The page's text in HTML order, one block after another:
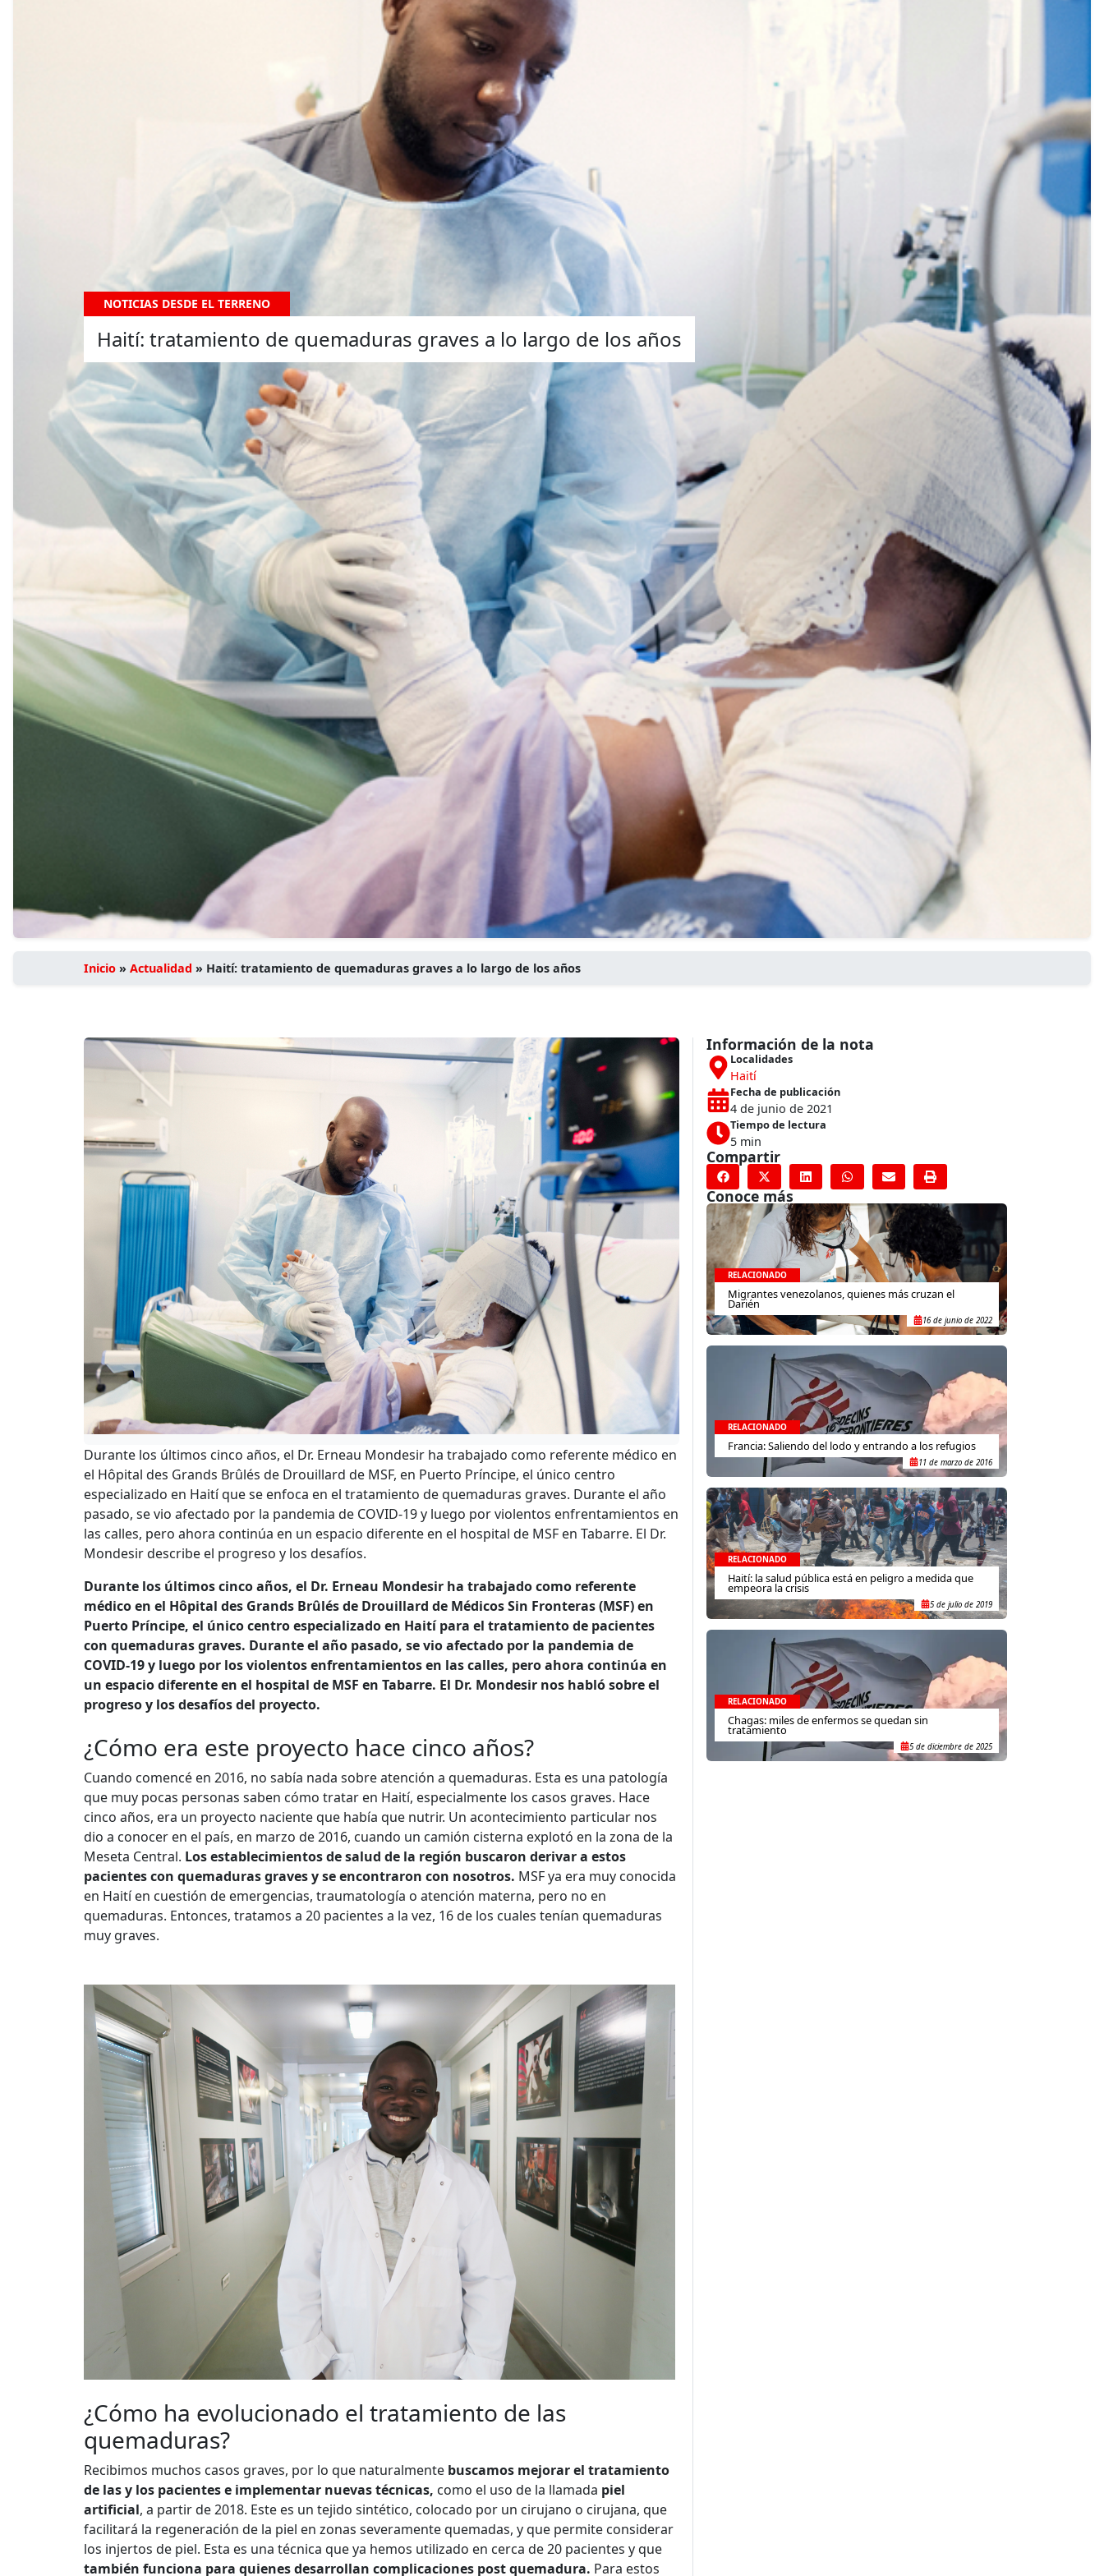
NOTICIAS DESDE EL TERRENO
Haití: tratamiento de quemaduras graves a lo largo de los años
Inicio » Actualidad » Haití: tratamiento de quemaduras graves a lo largo de los años
Durante los últimos cinco años, el Dr. Erneau Mondesir ha trabajado como referente médico en
el Hôpital des Grands Brûlés de Drouillard de MSF, en Puerto Príncipe, el único centro
especializado en Haití que se enfoca en el tratamiento de quemaduras graves. Durante el año
pasado, se vio afectado por la pandemia de COVID-19 y luego por violentos enfrentamientos en
las calles, pero ahora continúa en un espacio diferente en el hospital de MSF en Tabarre. El Dr.
Mondesir describe el progreso y los desafíos.
Durante los últimos cinco años, el Dr. Erneau Mondesir ha trabajado como referente
médico en el Hôpital des Grands Brûlés de Drouillard de Médicos Sin Fronteras (MSF) en
Puerto Príncipe, el único centro especializado en Haití para el tratamiento de pacientes
con quemaduras graves. Durante el año pasado, se vio afectado por la pandemia de
COVID-19 y luego por los violentos enfrentamientos en las calles, pero ahora continúa en
un espacio diferente en el hospital de MSF en Tabarre. El Dr. Mondesir nos habló sobre el
progreso y los desafíos del proyecto.
¿Cómo era este proyecto hace cinco años?
Cuando comencé en 2016, no sabía nada sobre atención a quemaduras. Esta es una patología
que muy pocas personas saben cómo tratar en Haití, especialmente los casos graves. Hace
cinco años, era un proyecto naciente que había que nutrir. Un acontecimiento particular nos
dio a conocer en el país, en marzo de 2016, cuando un camión cisterna explotó en la zona de la
Meseta Central. Los establecimientos de salud de la región buscaron derivar a estos
pacientes con quemaduras graves y se encontraron con nosotros. MSF ya era muy conocida
en Haití en cuestión de emergencias, traumatología o atención materna, pero no en
quemaduras. Entonces, tratamos a 20 pacientes a la vez, 16 de los cuales tenían quemaduras
muy graves.
¿Cómo ha evolucionado el tratamiento de las
quemaduras?
Recibimos muchos casos graves, por lo que naturalmente buscamos mejorar el tratamiento
de las y los pacientes e implementar nuevas técnicas, como el uso de la llamada piel
artificial, a partir de 2018. Este es un tejido sintético, colocado por un cirujano o cirujana, que
facilitará la regeneración de la piel en zonas severamente quemadas, y que permite considerar
los injertos de piel. Esta es una técnica que ya hemos utilizado en cerca de 20 pacientes y que
también funciona para quienes desarrollan complicaciones post quemadura. Para estos
Información de la nota
Localidades
Haití
Fecha de publicación
4 de junio de 2021
Tiempo de lectura
5 min
Compartir
Conoce más
RELACIONADO
Migrantes venezolanos, quienes más cruzan el
Darién
16 de junio de 2022
RELACIONADO
Francia: Saliendo del lodo y entrando a los refugios
11 de marzo de 2016
RELACIONADO
Haití: la salud pública está en peligro a medida que
empeora la crisis
5 de julio de 2019
RELACIONADO
Chagas: miles de enfermos se quedan sin
tratamiento
5 de diciembre de 2025